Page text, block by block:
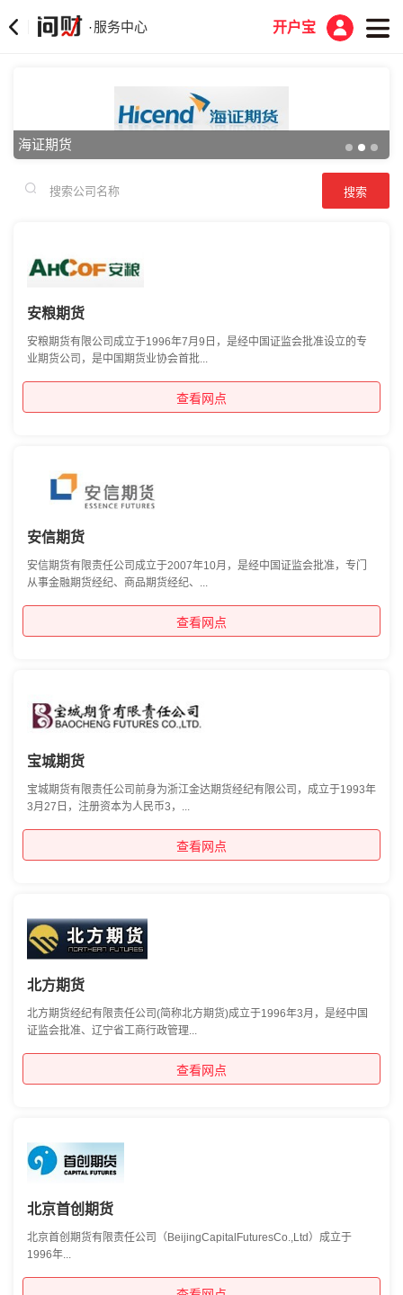
·服务中心 开户宝
海证期货
安粮期货
安粮期货有限公司成立于1996年7月9日，是经中国证监会批准设立的专
业期货公司，是中国期货业协会首批...
查看网点
安信期货
安信期货有限责任公司成立于2007年10月，是经中国证监会批准，专门
从事金融期货经纪、商品期货经纪、...
查看网点
宝城期货
宝城期货有限责任公司前身为浙江金达期货经纪有限公司，成立于1993年
3月27日，注册资本为人民币3，...
查看网点
北方期货
北方期货经纪有限责任公司(简称北方期货)成立于1996年3月，是经中国
证监会批准、辽宁省工商行政管理...
查看网点
北京首创期货
北京首创期货有限责任公司（BeijingCapitalFuturesCo.,Ltd）成立于
1996年...